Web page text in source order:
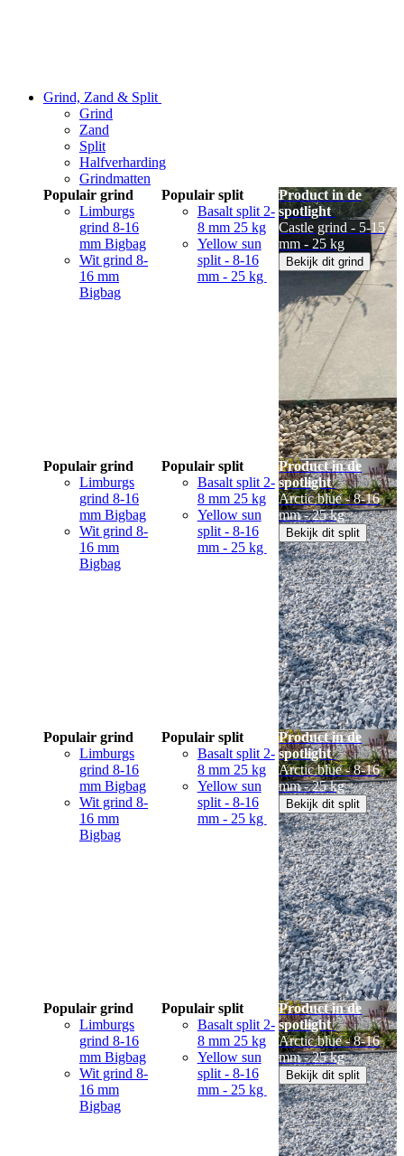
Grind, Zand & Split
Grind
Zand
Split
Halfverharding
Grindmatten
Populair grind
Limburgs
grind 8-16
mm Bigbag
Wit grind 8-
16 mm
Bigbag
Populair split
Basalt split 2-
8 mm 25 kg
Yellow sun
split - 8-16
mm - 25 kg
Product in de
spotlight
Castle grind - 5-15
mm - 25 kg
Bekijk dit grind
Populair grind
Limburgs
grind 8-16
mm Bigbag
Wit grind 8-
16 mm
Bigbag
Populair split
Basalt split 2-
8 mm 25 kg
Yellow sun
split - 8-16
mm - 25 kg
Product in de
spotlight
Arctic blue - 8-16
mm - 25 kg
Bekijk dit split
Populair grind
Limburgs
grind 8-16
mm Bigbag
Wit grind 8-
16 mm
Bigbag
Populair split
Basalt split 2-
8 mm 25 kg
Yellow sun
split - 8-16
mm - 25 kg
Product in de
spotlight
Arctic blue - 8-16
mm - 25 kg
Bekijk dit split
Populair grind
Limburgs
grind 8-16
mm Bigbag
Wit grind 8-
16 mm
Bigbag
Populair split
Basalt split 2-
8 mm 25 kg
Yellow sun
split - 8-16
mm - 25 kg
Product in de
spotlight
Arctic blue - 8-16
mm - 25 kg
Bekijk dit split